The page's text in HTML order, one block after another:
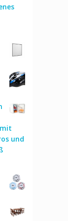
und